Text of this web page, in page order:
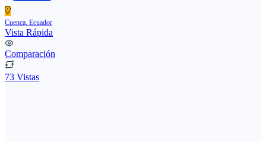
Cuenca, Ecuador
Vista Rápida
Comparación
73 Vistas